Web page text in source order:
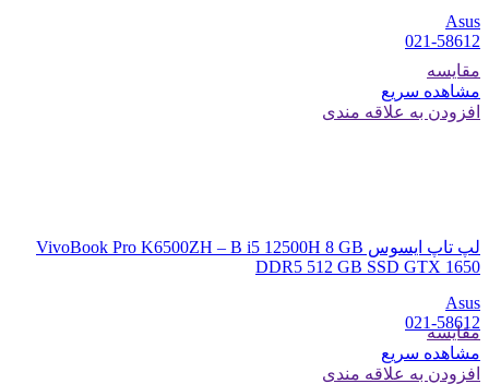
Asus
021-58612
مقایسه
مشاهده سریع
افزودن به علاقه مندی
لپ تاپ ایسوس VivoBook Pro K6500ZH – B i5 12500H 8 GB
DDR5 512 GB SSD GTX 1650
Asus
021-58612
مقایسه
مشاهده سریع
افزودن به علاقه مندی